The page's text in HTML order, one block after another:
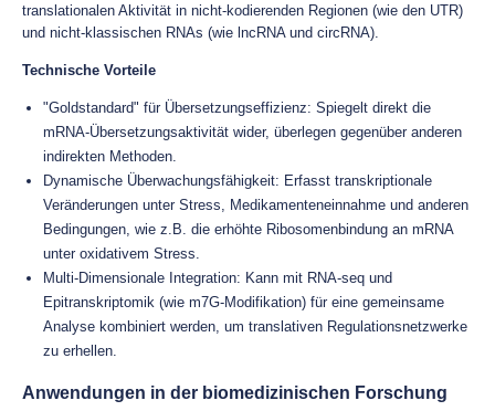
translationalen Aktivität in nicht-kodierenden Regionen (wie den UTR)
und nicht-klassischen RNAs (wie lncRNA und circRNA).
Technische Vorteile
"Goldstandard" für Übersetzungseffizienz: Spiegelt direkt die
mRNA-Übersetzungsaktivität wider, überlegen gegenüber anderen
indirekten Methoden.
Dynamische Überwachungsfähigkeit: Erfasst transkriptionale
Veränderungen unter Stress, Medikamenteneinnahme und anderen
Bedingungen, wie z.B. die erhöhte Ribosomenbindung an mRNA
unter oxidativem Stress.
Multi-Dimensionale Integration: Kann mit RNA-seq und
Epitranskriptomik (wie m7G-Modifikation) für eine gemeinsame
Analyse kombiniert werden, um translativen Regulationsnetzwerke
zu erhellen.
Anwendungen in der biomedizinischen Forschung